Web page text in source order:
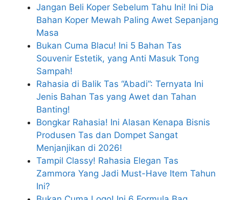
Jangan Beli Koper Sebelum Tahu Ini! Ini Dia
Bahan Koper Mewah Paling Awet Sepanjang
Masa
Bukan Cuma Blacu! Ini 5 Bahan Tas
Souvenir Estetik, yang Anti Masuk Tong
Sampah!
Rahasia di Balik Tas “Abadi”: Ternyata Ini
Jenis Bahan Tas yang Awet dan Tahan
Banting!
Bongkar Rahasia! Ini Alasan Kenapa Bisnis
Produsen Tas dan Dompet Sangat
Menjanjikan di 2026!
Tampil Classy! Rahasia Elegan Tas
Zammora Yang Jadi Must-Have Item Tahun
Ini?